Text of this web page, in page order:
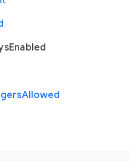
Enabled
Allowed